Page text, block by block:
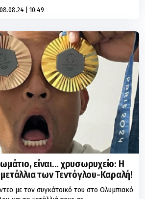
08.08.24 | 10:49
είναι... χρυσωρυχείο: Η
των Τεντόγλου-Καραλή!
με τον συγκάτοικό του στο Ολυμπιακό